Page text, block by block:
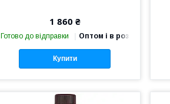
1 860 ₴
Готово до відправки Оптом і в роздріб
Купити